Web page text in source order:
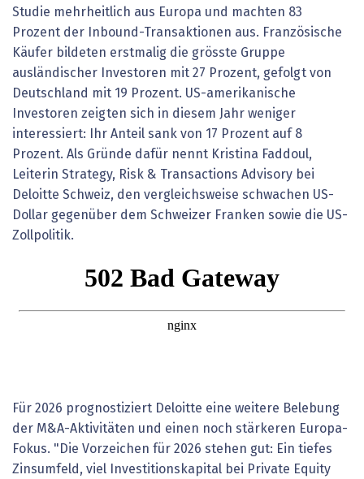
Studie mehrheitlich aus Europa und machten 83
Prozent der Inbound-Transaktionen aus. Französische
Käufer bildeten erstmalig die grösste Gruppe
ausländischer Investoren mit 27 Prozent, gefolgt von
Deutschland mit 19 Prozent. US-amerikanische
Investoren zeigten sich in diesem Jahr weniger
interessiert: Ihr Anteil sank von 17 Prozent auf 8
Prozent. Als Gründe dafür nennt Kristina Faddoul,
Leiterin Strategy, Risk & Transactions Advisory bei
Deloitte Schweiz, den vergleichsweise schwachen US-
Dollar gegenüber dem Schweizer Franken sowie die US-
Zollpolitik.
Für 2026 prognostiziert Deloitte eine weitere Belebung
der M&A-Aktivitäten und einen noch stärkeren Europa-
Fokus. "Die Vorzeichen für 2026 stehen gut: Ein tiefes
Zinsumfeld, viel Investitionskapital bei Private Equity